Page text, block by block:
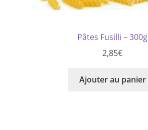
Pâtes Fusilli – 300g
2,85€
Ajouter au panier